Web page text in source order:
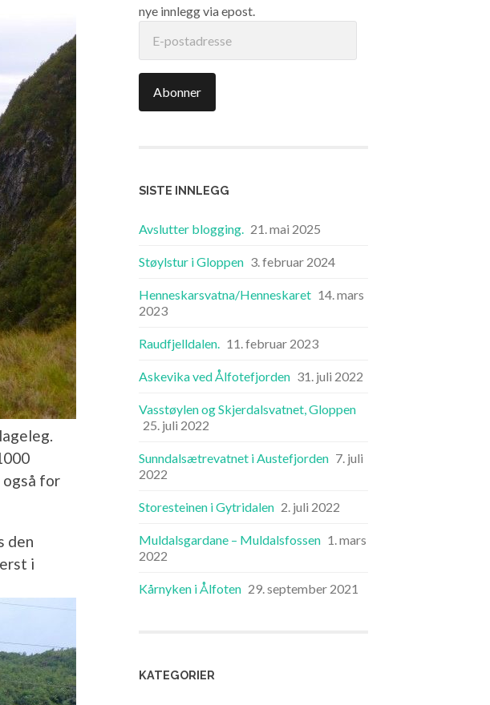
også for
den
i
nye innlegg via epost.
postadresse
Abonner
SISTE INNLEGG
Avslutter blogging. 21. mai 2025
Støylstur i Gloppen 3. februar 2024
Henneskarsvatna/Henneskaret 14. mars
2023
Raudfjelldalen. 11. februar 2023
Askevika ved Ålfotefjorden 31. juli 2022
Vasstøylen og Skjerdalsvatnet, Gloppen
25. juli 2022
Sunndalsætrevatnet i Austefjorden 7. juli
2022
Storesteinen i Gytridalen 2. juli 2022
Muldalsgardane – Muldalsfossen 1. mars
2022
Kårnyken i Ålfoten 29. september 2021
KATEGORIER